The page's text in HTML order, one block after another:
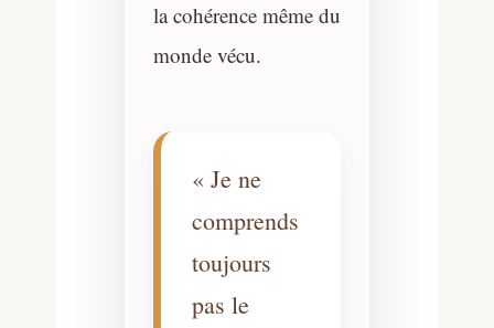
la cohérence même du
monde vécu.
« Je ne
comprends
toujours
pas le